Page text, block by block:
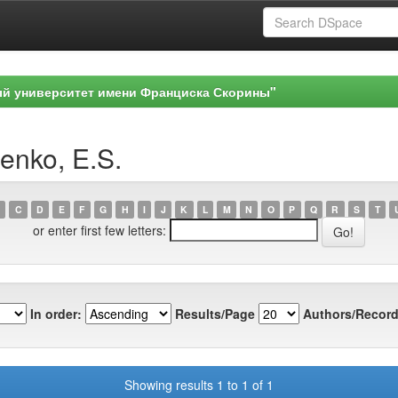
университет имени Франциска Скорины"
E.S.
C D E F G H I J K L M N O P Q R S T
or enter first few letters:
In order: Results/Page Authors/
Showing results 1 to 1 of 1